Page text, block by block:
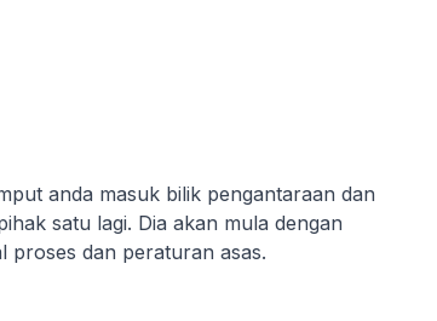
anda masuk bilik pengantaraan dan
satu lagi. Dia akan mula dengan
proses dan peraturan asas.